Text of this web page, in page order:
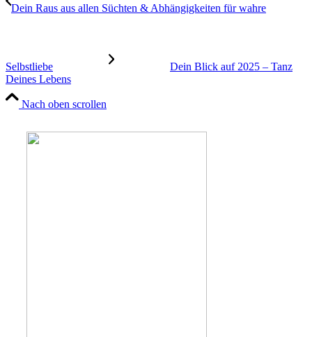
Dein Raus aus allen Süchten & Abhängigkeiten für wahre
Selbstliebe
Dein Blick auf 2025 – Tanz
Deines Lebens
Nach oben scrollen